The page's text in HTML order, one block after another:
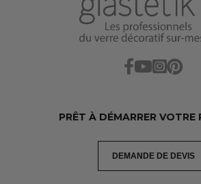
PRÊT À DÉMARRER VOTRE
DEMANDE DE DEVIS